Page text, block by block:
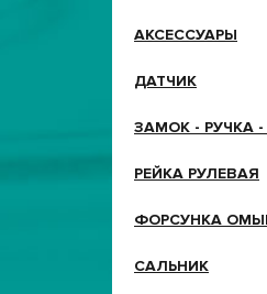
АКСЕССУАРЫ
ДАТЧИК
ЗАМОК - РУЧКА
РЕЙКА РУЛЕВАЯ
ФОРСУНКА
САЛЬНИК